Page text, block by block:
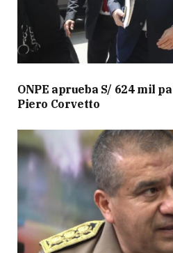
ONPE aprueba S/ 624 mil
Piero Corvetto